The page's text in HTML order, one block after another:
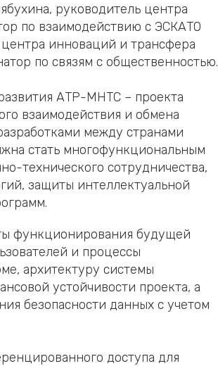
руководитель центра
по взаимодействию с ЭСКАТО
инноваций и трансфера
по связям с общественностью.
АТР-МНТС – проекта
взаимодействия и обмена
между странами
стать многофункциональным
технического сотрудничества,
защиты интеллектуальной
функционирования будущей
и процессы
архитектуру системы
устойчивости проекта, а
безопасности данных с учетом
доступа для